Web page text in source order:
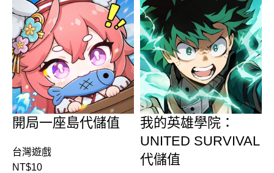
開局一座島代儲值
台灣遊戲
NT$10
我的英雄學院：
UNITED SURVIVAL
代儲值